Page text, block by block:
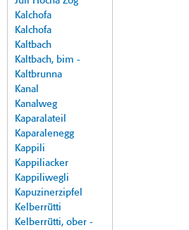
Kalchofa
Kalchofa
Kaltbach
Kaltbach, bim -
Kaltbrunna
Kanal
Kanalweg
Kaparalateil
Kaparalenegg
Kappili
Kappiliacker
Kappiliwegli
Kapuzinerzipfel
Kelberrütti
Kelberrütti, ober -